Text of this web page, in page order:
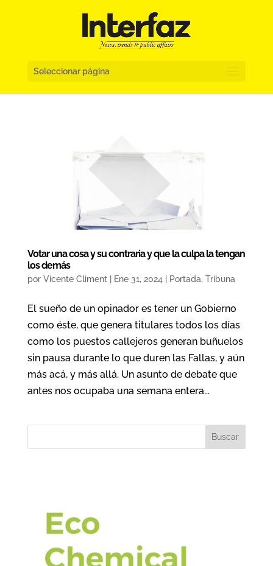
Seleccionar página
Votar una cosa y su contraria y que la culpa la tengan
los demás
por Vicente Climent| Ene 31, 2024| Portada, Tribuna
El sueño de un opinador es tener un Gobierno
como éste, que genera titulares todos los días
como los puestos callejeros generan buñuelos
sin pausa durante lo que duren las Fallas, y aún
más acá, y más allá. Un asunto de debate que
antes nos ocupaba una semana entera...
Buscar